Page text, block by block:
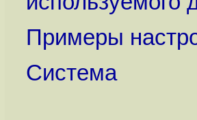
Примеры
Система